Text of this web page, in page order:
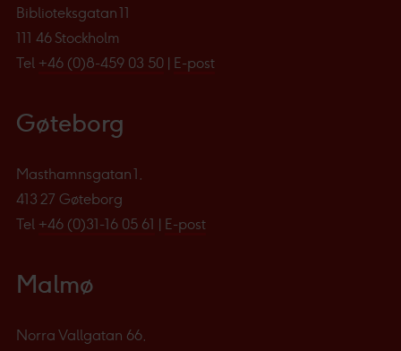
Biblioteksgatan 11
111 46 Stockholm
Tel +46 (0)8-459 03 50 E-post
Gøteborg
Masthamnsgatan 1,
413 27 Gøteborg
Tel +46 (0)31-16 05 61 E-post
Malmø
Norra Vallgatan 66,